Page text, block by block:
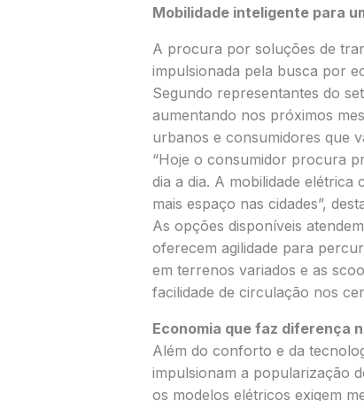
Mobilidade inteligente para
A procura por soluções de
impulsionada pela busca por
Segundo representantes do
aumentando nos próximos
urbanos e consumidores que
“Hoje o consumidor procura
dia a dia. A mobilidade
mais espaço nas cidades”,
As opções disponíveis
oferecem agilidade para
em terrenos variados e as
facilidade de circulação nos
Economia que faz diferença
Além do conforto e da
impulsionam a popularização
os modelos elétricos exigem